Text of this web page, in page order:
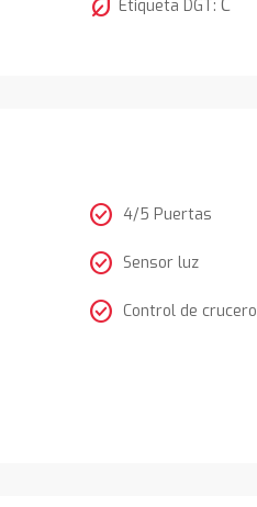
nest_eco_leaf Etiqueta DGT:C
check_circle 4/5 Puertas
check_circle Sensor luz
check_circle Control de crucero